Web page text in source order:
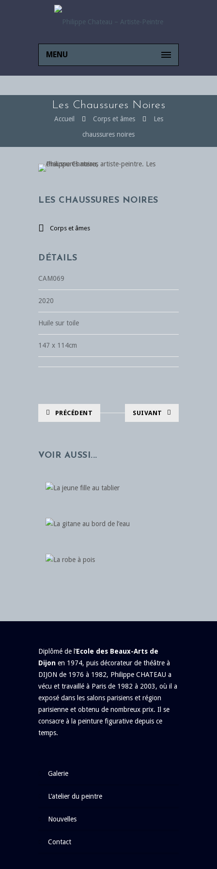
MENU
Les Chaussures Noires
Accueil Corps et âmes
Les
chaussures noires
LES CHAUSSURES NOIRES
Corps et âmes
DÉTAILS
CAM069
2020
Huile sur toile
147 x 114cm
PRÉCÉDENT SUIVANT
VOIR AUSSI...
Diplômé de l’Ecole des Beaux-Arts de
Dijon en 1974, puis décorateur de théâtre à
DIJON de 1976 à 1982, Philippe CHATEAU a
vécu et travaillé à Paris de 1982 à 2003, où il a
exposé dans les salons parisiens et région
parisienne et obtenu de nombreux prix. Il se
consacre à la peinture figurative depuis ce
temps.
galerie
l’atelier du peintre
nouvelles
contact